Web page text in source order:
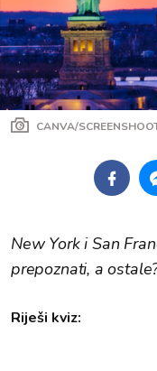
CANVA/
New York i San
prepoznati, a
Riješi kviz: